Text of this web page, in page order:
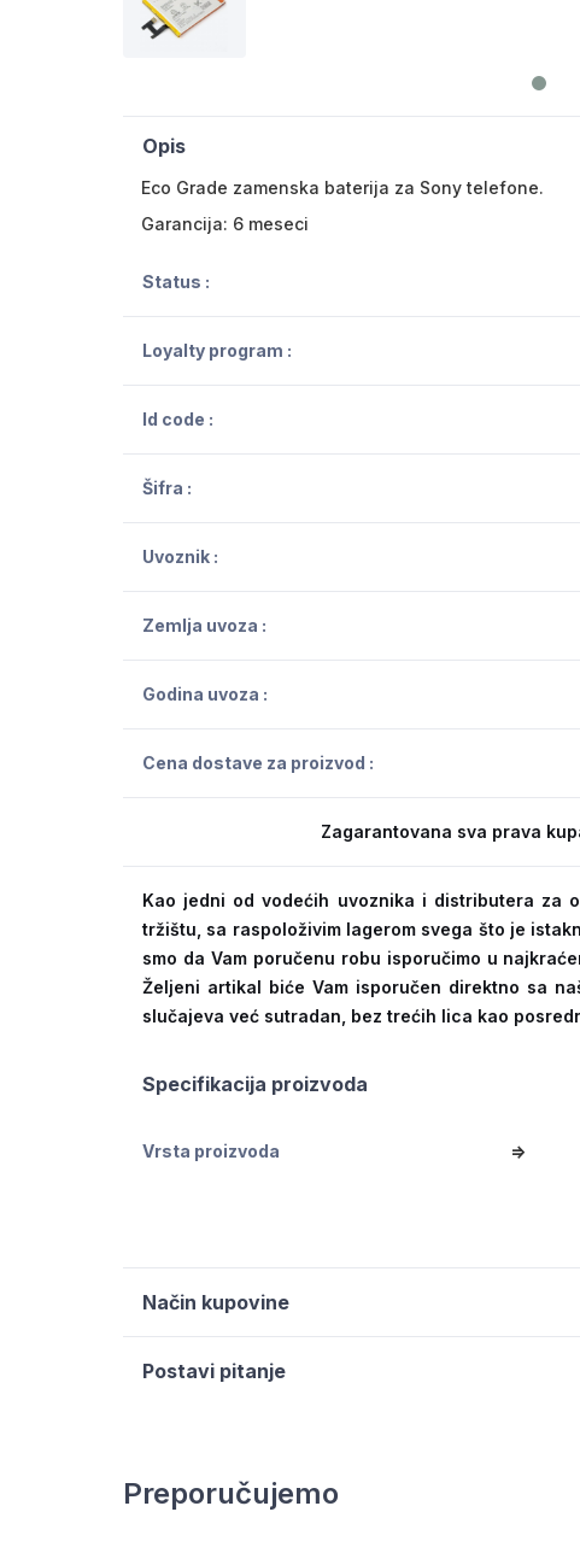
Opis
Eco Grade zamenska baterija za Sony telefone.
Garancija: 6 meseci
Status :
Loyalty program :
Id code :
Šifra :
Uvoznik :
Zemlja uvoza :
Godina uvoza :
Cena dostave za proizvod :
Zagarantovana sva prava
Kao jedni od vodećih uvoznika i distributera za
tržištu, sa raspoloživim lagerom svega što je
smo da Vam poručenu robu isporučimo u
Željeni artikal biće Vam isporučen direktno sa
slučajeva već sutradan, bez trećih lica kao
Specifikacija proizvoda
Vrsta proizvoda =>
Način kupovine
Postavi pitanje
Preporučujemo